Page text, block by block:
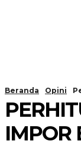
Beranda Opini
IMPOR